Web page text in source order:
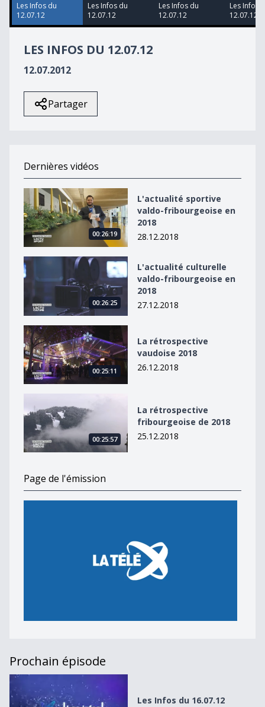
40
seconds
Les Infos du
12.07.12
Les Infos du
12.07.12
Les Infos du
12.07.12
Les Infos
12.07.12
LES INFOS DU 12.07.12
12.07.2012
Partager
Dernières vidéos
L&#039;actualité sportive valdo-fribourgeoise en 2018
00:26:19
L'actualité sportive
valdo-fribourgeoise en
2018
28.12.2018
L&#039;actualité culturelle valdo-fribourgeoise en
00:26:25
L'actualité culturelle
valdo-fribourgeoise en
2018
27.12.2018
La rétrospective vaudoise 2018
00:25:11
La rétrospective
vaudoise 2018
26.12.2018
00:25:57
La rétrospective
fribourgeoise de 2018
25.12.2018
Page de l'émission
Prochain épisode
Les Infos du 16.07.12
Les Infos du 16.07.12